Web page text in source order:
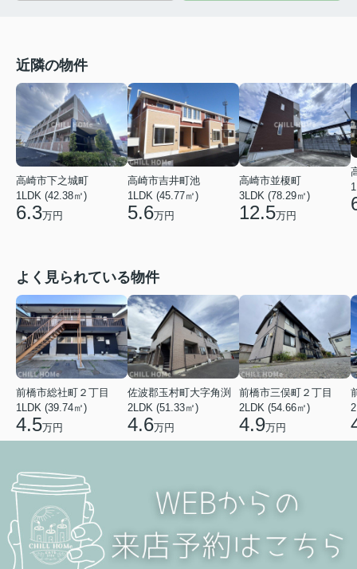
近隣の物件
高崎市下之城町
1LDK (42.38㎡)
6.3万円
高崎市吉井町池
1LDK (45.77㎡)
5.6万円
高崎市並榎町
3LDK (78.29㎡)
12.5万円
よく見られている物件
前橋市総社町２丁目
1LDK (39.74㎡)
4.5万円
佐波郡玉村町大字角渕
2LDK (51.33㎡)
4.6万円
前橋市三俣町２丁目
2LDK (54.66㎡)
4.9万円